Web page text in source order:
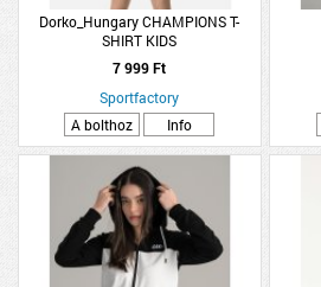
Dorko_Hungary CHAMPIONS T-
SHIRT KIDS
7 999 Ft
Sportfactory
A bolthoz
Info